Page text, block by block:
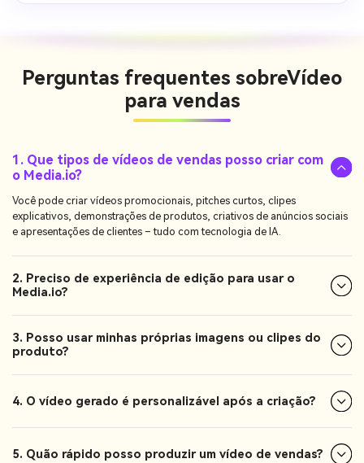
Perguntas frequentes sobreVídeo
para vendas
1. Que tipos de vídeos de vendas posso criar com
o Media.io?
Você pode criar vídeos promocionais, pitches curtos, clipes
explicativos, demonstrações de produtos, criativos de anúncios sociais
e apresentações de clientes – tudo com tecnologia de IA.
2. Preciso de experiência de edição para usar o
Media.io?
3. Posso usar minhas próprias imagens ou clipes do
produto?
4. O vídeo gerado é personalizável após a criação?
5. Quão rápido posso produzir um vídeo de vendas?